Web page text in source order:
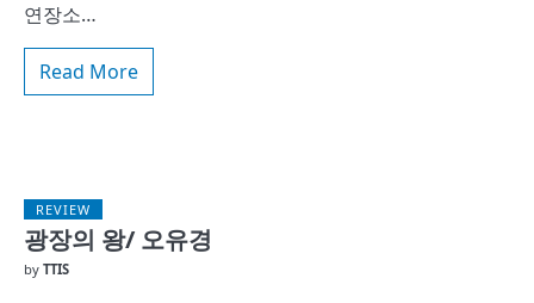
연장소…
Read More
REVIEW
광장의 왕/ 오유경
by TTIS